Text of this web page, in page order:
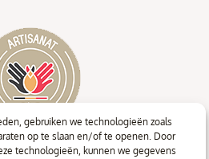
gebruiken we technologieën zoals
op te slaan en/of te openen. Door
technologieën, kunnen we gegevens